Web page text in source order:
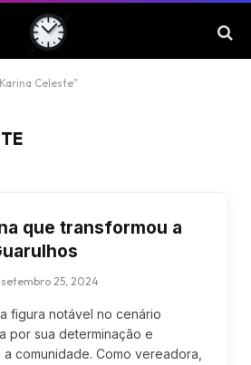
Celeste"
que transformou a
setembro 25, 2024
figura notável no cenário
por sua determinação e
comunidade. Como vereadora,